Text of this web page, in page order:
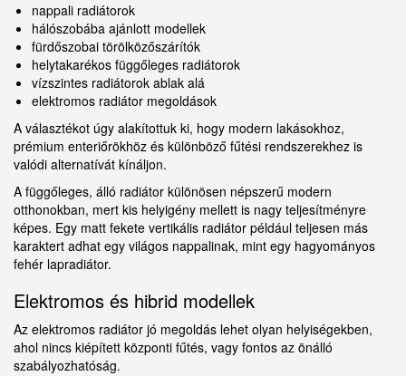
nappali radiátorok
hálószobába ajánlott modellek
fürdőszobai törölközőszárítók
helytakarékos függőleges radiátorok
vízszintes radiátorok ablak alá
elektromos radiátor megoldások
A választékot úgy alakítottuk ki, hogy modern lakásokhoz,
prémium enteriőrökhöz és különböző fűtési rendszerekhez is
valódi alternatívát kínáljon.
A függőleges, álló radiátor különösen népszerű modern
otthonokban, mert kis helyigény mellett is nagy teljesítményre
képes. Egy matt fekete vertikális radiátor például teljesen más
karaktert adhat egy világos nappalinak, mint egy hagyományos
fehér lapradiátor.
Elektromos és hibrid modellek
Az elektromos radiátor jó megoldás lehet olyan helyiségekben,
ahol nincs kiépített központi fűtés, vagy fontos az önálló
szabályozhatóság.